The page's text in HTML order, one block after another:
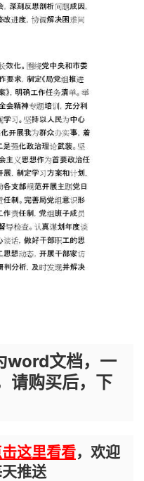
word文档，一
请购买后，下
击这里看看，欢迎
推送